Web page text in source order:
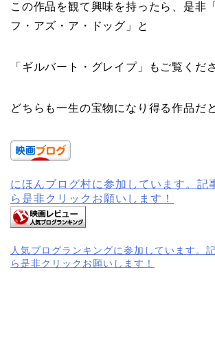
この作品を観て興味を持ったら、是非
フ・アズ・ア・ドッグ」と
「ギルバート・グレイプ」もご覧くだ
どちらも一生の宝物になり得る作品だ
にほんブログ村に参加しています。記
ら是非クリックお願いします！
人気ブログランキングに参加しています。
ら是非クリックお願いします！